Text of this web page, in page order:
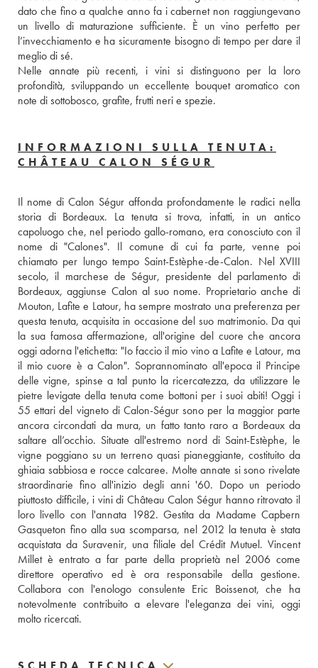
dato che fino a qualche anno fa i cabernet non raggiungevano
un livello di maturazione sufficiente. È un vino perfetto per
l’invecchiamento e ha sicuramente bisogno di tempo per dare il
meglio di sé.
Nelle annate più recenti, i vini si distinguono per la loro
profondità, sviluppando un eccellente bouquet aromatico con
note di sottobosco, grafite, frutti neri e spezie.
INFORMAZIONI SULLA TENUTA:
CHÂTEAU CALON SÉGUR
Il nome di Calon Ségur affonda profondamente le radici nella
storia di Bordeaux. La tenuta si trova, infatti, in un antico
capoluogo che, nel periodo gallo-romano, era conosciuto con il
nome di "Calones". Il comune di cui fa parte, venne poi
chiamato per lungo tempo Saint-Estèphe-de-Calon. Nel XVIII
secolo, il marchese de Ségur, presidente del parlamento di
Bordeaux, aggiunse Calon al suo nome. Proprietario anche di
Mouton, Lafite e Latour, ha sempre mostrato una preferenza per
questa tenuta, acquisita in occasione del suo matrimonio. Da qui
la sua famosa affermazione, all'origine del cuore che ancora
oggi adorna l'etichetta: "Io faccio il mio vino a Lafite e Latour, ma
il mio cuore è a Calon". Soprannominato all'epoca il Principe
delle vigne, spinse a tal punto la ricercatezza, da utilizzare le
pietre levigate della tenuta come bottoni per i suoi abiti! Oggi i
55 ettari del vigneto di Calon-Ségur sono per la maggior parte
ancora circondati da mura, un fatto tanto raro a Bordeaux da
saltare all’occhio. Situate all'estremo nord di Saint-Estèphe, le
vigne poggiano su un terreno quasi pianeggiante, costituito da
ghiaia sabbiosa e rocce calcaree. Molte annate si sono rivelate
straordinarie fino all'inizio degli anni '60. Dopo un periodo
piuttosto difficile, i vini di Château Calon Ségur hanno ritrovato il
loro livello con l'annata 1982. Gestita da Madame Capbern
Gasqueton fino alla sua scomparsa, nel 2012 la tenuta è stata
acquistata da Suravenir, una filiale del Crédit Mutuel. Vincent
Millet è entrato a far parte della proprietà nel 2006 come
direttore operativo ed è ora responsabile della gestione.
Collabora con l'enologo consulente Eric Boissenot, che ha
notevolmente contribuito a elevare l'eleganza dei vini, oggi
molto ricercati.